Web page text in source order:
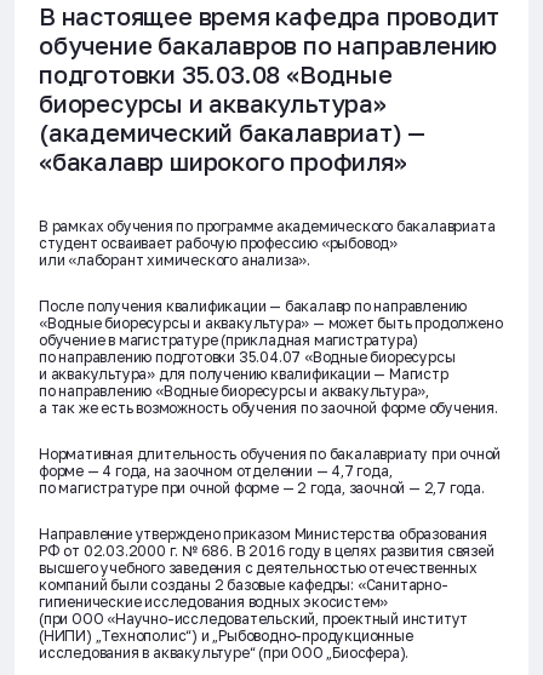
В настоящее время кафедра проводит
обучение бакалавров по направлению
подготовки 35.03.08 «Водные
биоресурсы и аквакультура»
(академический бакалавриат) —
«бакалавр широкого профиля»
В рамках обучения по программе академического бакалавриата
студент осваивает рабочую профессию «рыбовод»
или «лаборант химического анализа».
После получения квалификации — бакалавр по направлению
«Водные биоресурсы и аквакультура» — может быть продолжено
обучение в магистратуре (прикладная магистратура)
по направлению подготовки 35.04.07 «Водные биоресурсы
и аквакультура» для получению квалификации — Магистр
по направлению «Водные биоресурсы и аквакультура»,
а так же есть возможность обучения по заочной форме обучения.
Нормативная длительность обучения по бакалавриату при очной
форме — 4 года, на заочном отделении — 4,7 года,
по магистратуре при очной форме — 2 года, заочной — 2,7 года.
Направление утверждено приказом Министерства образования
РФ от 02.03.2000 г. № 686. В 2016 году в целях развития связей
высшего учебного заведения с деятельностью отечественных
компаний были созданы 2 базовые кафедры: «Санитарно-
гигиенические исследования водных экосистем»
(при ООО «Научно-исследовательский, проектный институт
(НИПИ) „Технополис“) и „Рыбоводно-продукционные
исследования в аквакультуре“ (при ООО „Биосфера).